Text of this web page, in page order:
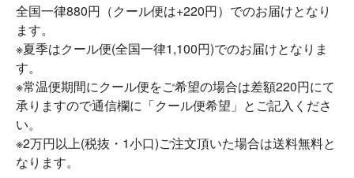
全国一律880円（クール便は+220円）でのお届けとなり
ます。
※夏季はクール便(全国一律1,100円)でのお届けとなりま
す。
※常温便期間にクール便をご希望の場合は差額220円にて
承りますので通信欄に「クール便希望」とご記入くださ
い。
※2万円以上(税抜・1小口)ご注文頂いた場合は送料無料と
なります。